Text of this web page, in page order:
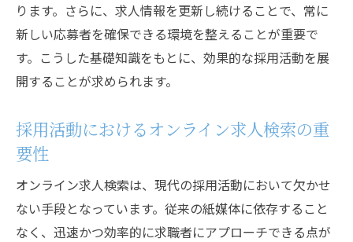
応募者対応力を高める求人検索戦略
企業文化をアピールする求人情報の作り方
企業文化を伝える求人情報のポイント
企業文化を強調した求人検索の活用術
求人情報におけるビジュアルイメージの活
用
企業文化を見せる求人広告の工夫
ります。さらに、求人情報を更新し続けることで、常に
新しい応募者を確保できる環境を整えることが重要で
す。こうした基礎知識をもとに、効果的な採用活動を展
開することが求められます。
採用活動におけるオンライン求人検索の重
要性
オンライン求人検索は、現代の採用活動において欠かせ
ない手段となっています。従来の紙媒体に依存すること
なく、迅速かつ効率的に求職者にアプローチできる点が